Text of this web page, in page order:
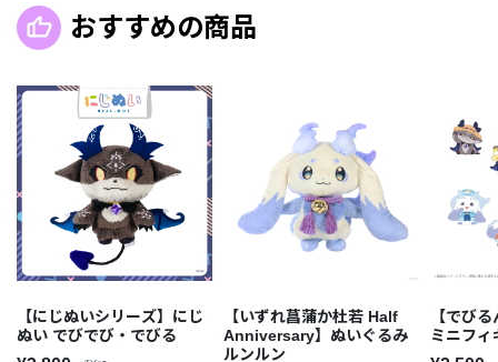
おすすめの商品
【にじぬいシリーズ】にじ
ぬい でびでび・でびる
【いずれ菖蒲か杜若 Half
Anniversary】ぬいぐるみ
ルンルン
【でび
ミニフィ